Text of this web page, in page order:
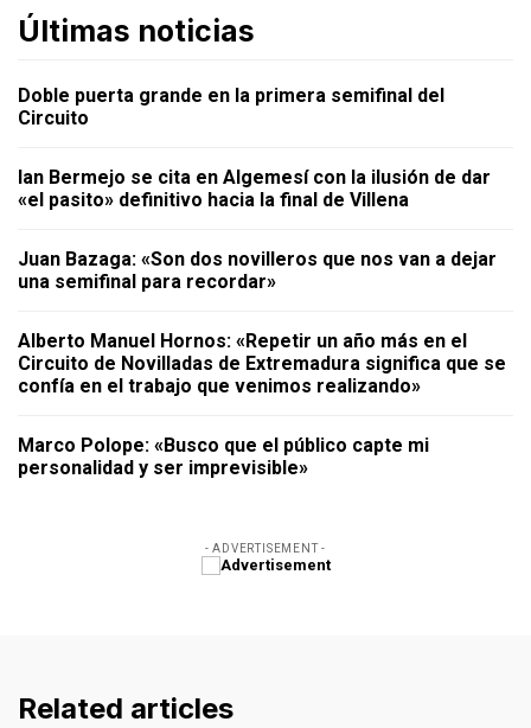
Últimas noticias
Doble puerta grande en la primera semifinal del
Circuito
Ian Bermejo se cita en Algemesí con la ilusión de dar
«el pasito» definitivo hacia la final de Villena
Juan Bazaga: «Son dos novilleros que nos van a dejar
una semifinal para recordar»
Alberto Manuel Hornos: «Repetir un año más en el
Circuito de Novilladas de Extremadura significa que se
confía en el trabajo que venimos realizando»
Marco Polope: «Busco que el público capte mi
personalidad y ser imprevisible»
- ADVERTISEMENT -
Related articles